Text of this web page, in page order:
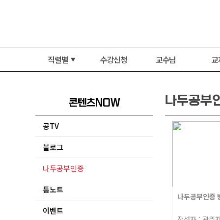
직렬별 ▼ 수강신청 교수님
콘텐츠NOW
공TV
블로그
나두공부인증
틈노트
이벤트
나두공부
나두공부인증